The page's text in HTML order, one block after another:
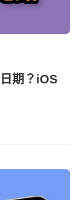
期？iOS